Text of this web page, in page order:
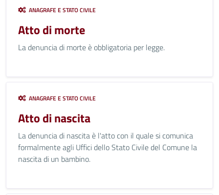
ANAGRAFE E STATO CIVILE
Atto di morte
La denuncia di morte è obbligatoria per legge.
ANAGRAFE E STATO CIVILE
Atto di nascita
La denuncia di nascita è l'atto con il quale si comunica
formalmente agli Uffici dello Stato Civile del Comune la
nascita di un bambino.